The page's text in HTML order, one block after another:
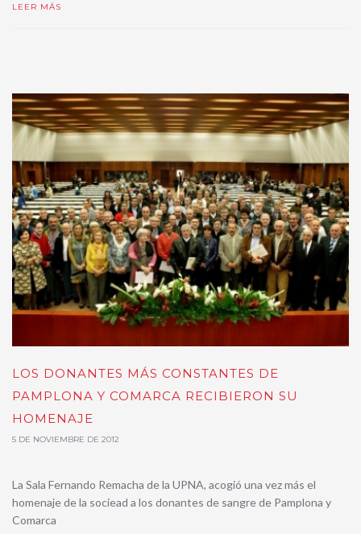
LEER MÁS
LOS DONANTES MÁS CONSTANTES DE
PAMPLONA Y COMARCA RECIBIERON SU
HOMENAJE
5 DE NOVIEMBRE DE 2012
La Sala Fernando Remacha de la UPNA, acogió una vez más el
homenaje de la sociead a los donantes de sangre de Pamplona y
Comarca